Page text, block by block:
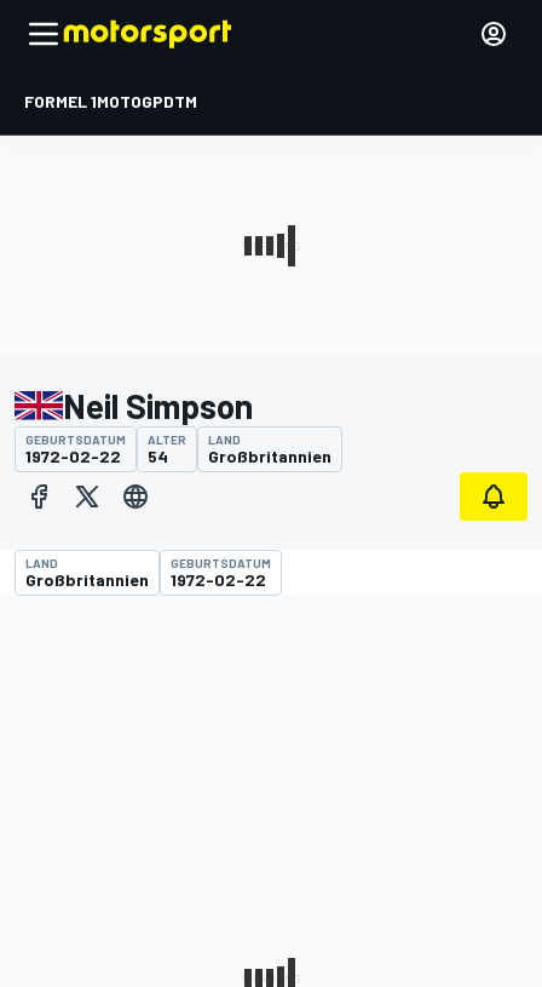
FORMEL 1MOTOGPDTM
Neil Simpson
GEBURTSDATUM
1972-02-22
ALTER
54
LAND
Großbritannien
LAND
Großbritannien
GEBURTSDATUM
1972-02-22